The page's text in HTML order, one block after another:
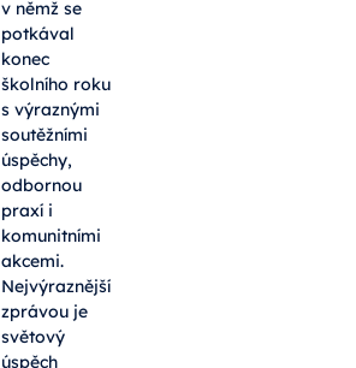
v němž se
potkával
konec
školního roku
s výraznými
soutěžními
úspěchy,
odbornou
praxí i
komunitními
akcemi.
Nejvýraznější
zprávou je
světový
úspěch